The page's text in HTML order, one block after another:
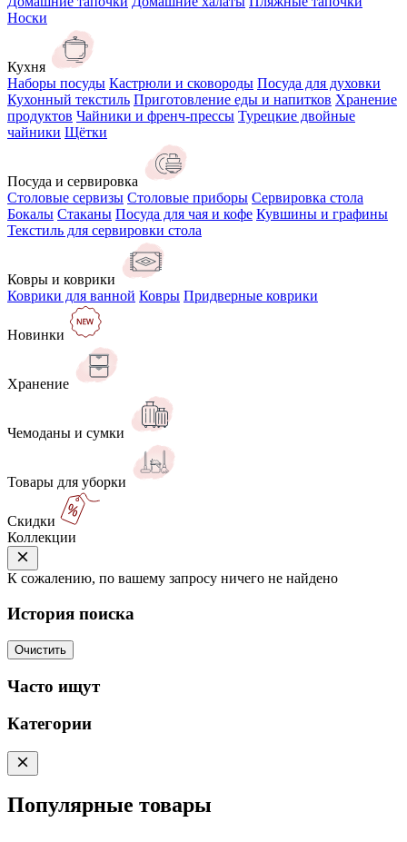
Носки
Кухня
Наборы посуды Кастрюли и сковороды Посуда для духовки
Кухонный текстиль Приготовление еды и напитков Хранение
продуктов Чайники и френч-прессы Турецкие двойные
чайники Щётки
Посуда и сервировка
Столовые сервизы Столовые приборы Сервировка стола
Бокалы Стаканы Посуда для чая и кофе Кувшины и графины
Текстиль для сервировки стола
Ковры и коврики
Коврики для ванной Ковры Придверные коврики
Новинки
Хранение
Чемоданы и сумки
Товары для уборки
Скидки
Коллекции
К сожалению, по вашему запросу ничего не найдено
История поиска
Очистить
Часто ищут
Категории
Популярные товары